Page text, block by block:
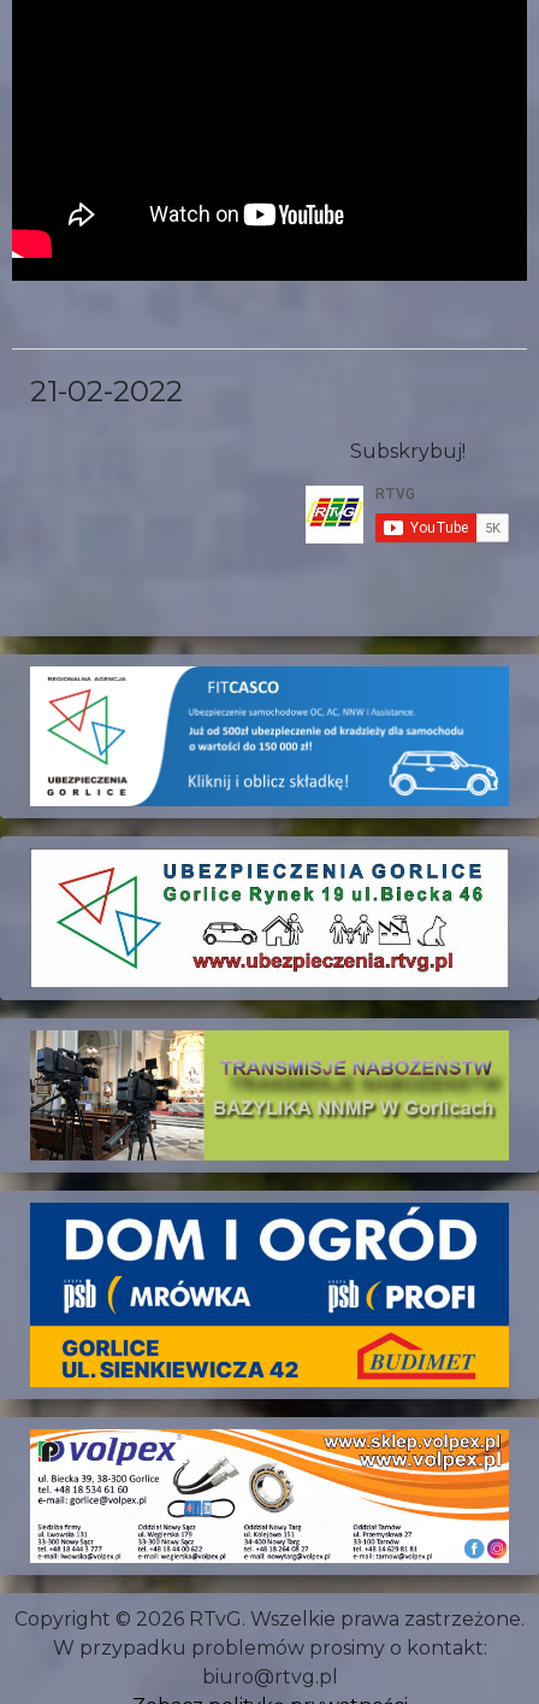
21-02-2022
Subskrybuj!
Copyright © 2026 RTvG. Wszelkie prawa zastrzeżone.
W przypadku problemów prosimy o kontakt:
biuro@rtvg.pl